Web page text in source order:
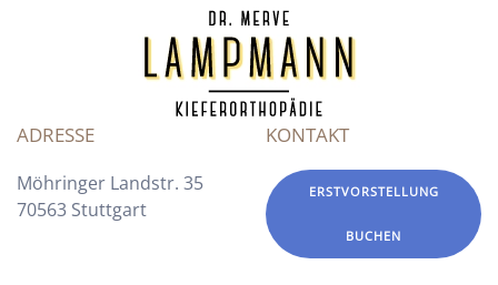
ADRESSE
Möhringer Landstr. 35
70563 Stuttgart
KONTAKT
ERSTVORSTELLUNG
BUCHEN